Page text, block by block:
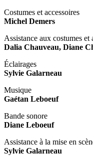
Costumes et accessoires
Michel Demers
Assistance aux costumes et
Dalia Chauveau, Diane
Éclairages
Sylvie Galarneau
Musique
Gaétan Leboeuf
Bande sonore
Diane Leboeuf
Assistance à la mise en
Sylvie Galarneau